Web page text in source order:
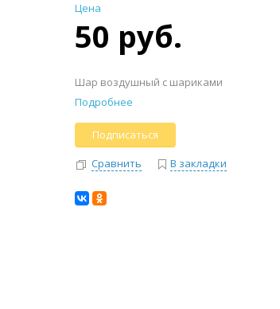
Цена
50 руб.
Шар воздушный с шариками
Подробнее
Подписаться
Сравнить
В закладки